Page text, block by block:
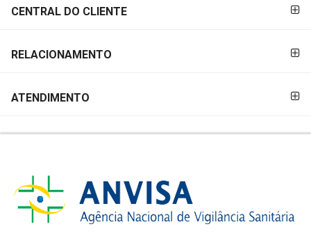
CENTRAL DO CLIENTE
RELACIONAMENTO
ATENDIMENTO